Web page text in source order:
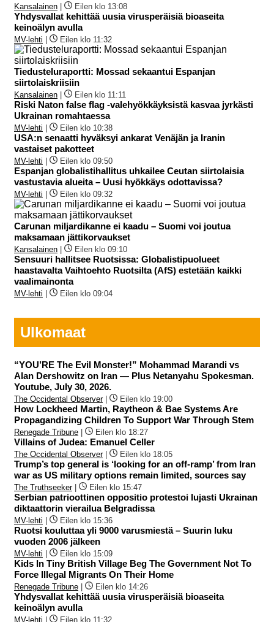
Kansalainen Eilen klo 13:08
Yhdysvallat kehittää uusia virusperäisiä bioaseita
keinoälyn avulla
MV-lehti Eilen klo 11:32
Tiedusteluraportti: Mossad sekaantui Espanjan
siirtolaiskriisiin
Kansalainen Eilen klo 11:11
Riski Naton false flag -valehyökkäyksistä kasvaa jyrkästi
Ukrainan romahtaessa
MV-lehti Eilen klo 10:38
USA:n senaatti hyväksyi ankarat Venäjän ja Iranin
vastaiset pakotteet
MV-lehti Eilen klo 09:50
Espanjan globalistihallitus uhkailee Ceutan siirtolaisia
vastustavia alueita – Uusi hyökkäys odottavissa?
MV-lehti Eilen klo 09:32
Carunan miljardikanne ei kaadu – Suomi voi joutua
maksamaan jättikorvaukset
Kansalainen Eilen klo 09:10
Sensuuri hallitsee Ruotsissa: Globalistipuolueet
haastavalta Vaihtoehto Ruotsilta (AfS) estetään kaikki
vaalimainonta
MV-lehti Eilen klo 09:04
Ulkomaat
“YOU’RE The Evil Monster!” Mohammad Marandi vs
Alan Dershowitz on Iran — Plus Netanyahu Spokesman.
Youtube, July 30, 2026.
The Occidental Observer| Eilen klo 19:00
How Lockheed Martin, Raytheon & Bae Systems Are
Propagandizing Children To Support War Through Stem
Renegade Tribune Eilen klo 18:27
Villains of Judea: Emanuel Celler
The Occidental Observer| Eilen klo 18:05
Trump’s top general is ‘looking for an off-ramp’ from Iran
war as US military options remain limited, sources say
The Truthseeker| Eilen klo 15:47
Serbian patrioottinen oppositio protestoi lujasti Ukrainan
diktaattorin vierailua Belgradissa
MV-lehti Eilen klo 15:36
Ruotsi kouluttaa yli 9000 varusmiestä – Suurin luku
vuoden 2006 jälkeen
MV-lehti Eilen klo 15:09
Kids In Tiny British Village Beg The Government Not To
Force Illegal Migrants On Their Home
Renegade Tribune Eilen klo 14:26
Yhdysvallat kehittää uusia virusperäisiä bioaseita
keinoälyn avulla
MV-lehti Eilen klo 11:32